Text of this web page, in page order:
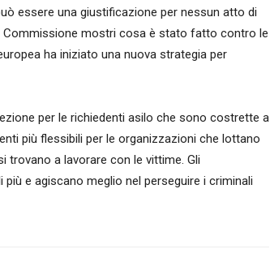
essere una giustificazione per nessun atto di
Commissione mostri cosa è stato fatto contro le
ha iniziato una nuova strategia per
per le richiedenti asilo che sono costrette a
più flessibili per le organizzazioni che lottano
trovano a lavorare con le vittime. Gli
e agiscano meglio nel perseguire i criminali